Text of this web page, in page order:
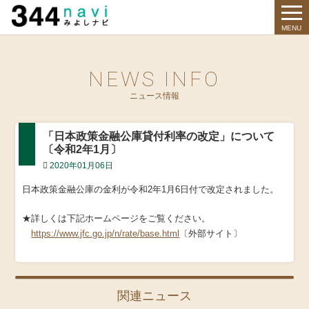
MENU
NEWS INFO
ニュース情報
「日本政策金融公庫貸付利率の改定」について
〔令和2年1月〕
2020年01月06日
日本政策金融公庫の金利が令和2年1月6日付で改定されました。
★詳しくは下記ホームページをご覧ください。
https://www.jfc.go.jp/n/rate/base.html
〔外部サイト〕
関連ニュース